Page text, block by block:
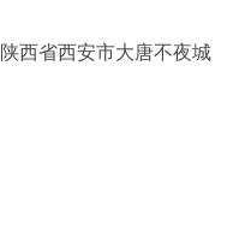
陕西省西安市大唐不夜城